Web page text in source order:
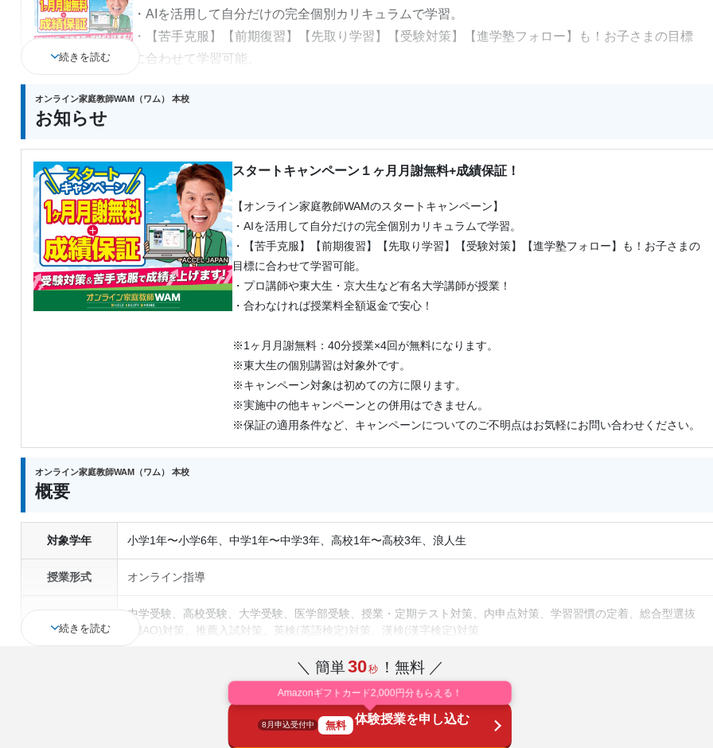
・AIを活用して自分だけの完全個別カリキュラムで学習。
・【苦手克服】【前期復習】【先取り学習】【受験対策】【進学塾フォロー】も！お子さまの目標
に合わせて学習可能。
・合わなければ授業料全額返金で安心！
入塾後1年以内の定期テストで【プラス20点】の成績アップを保証します！
オンライン家庭教師では成績アップの実績多数！
多くの生徒さんが20点以上の点数アップを実現しています。
もし達成できなかった場合は、授業料2ヶ月免除。
※1ヶ月月謝無料：40分授業×4回が無料になります。
※東大生の個別講習は対象外です。
※キャンペーン対象は初めての方に限ります。
※実施中の他キャンペーンとの併用はできません。
続きを読む
オンライン家庭教師WAM（ワム） 本校
お知らせ
スタートキャンペーン１ヶ月月謝無料+成績保証！
【オンライン家庭教師WAMのスタートキャンペーン】
・AIを活用して自分だけの完全個別カリキュラムで学習。
・【苦手克服】【前期復習】【先取り学習】【受験対策】【進学塾フォロー】も！お子さまの
目標に合わせて学習可能。
・プロ講師や東大生・京大生など有名大学講師が授業！
・合わなければ授業料全額返金で安心！
※1ヶ月月謝無料：40分授業×4回が無料になります。
※東大生の個別講習は対象外です。
※キャンペーン対象は初めての方に限ります。
※実施中の他キャンペーンとの併用はできません。
※保証の適用条件など、キャンペーンについてのご不明点はお気軽にお問い合わせください。
オンライン家庭教師WAM（ワム） 本校
概要
対象学年 小学1年〜小学6年、中学1年〜中学3年、高校1年〜高校3年、浪人生
授業形式 オンライン指導
通塾の目的
中学受験、高校受験、大学受験、医学部受験、授業・定期テスト対策、内申点対策、学習習慣の定着、総合型選抜
(旧AO)対策、推薦入試対策、英検(英語検定)対策、漢検(漢字検定)対策
中高一貫校生に対応、成績保証制度あり、授業の振替可能、不登校生に対応、学習にPC・タブレットを利用、オン
ライン対応、1科目から受講可能
国語、現代文、古典（古文・漢文）、算数、数学、理科、物理、化学、生物、地学、社会、倫理、日本史、世界史、
歴史総合、政治経済、地理、英語、情報、小論文
続きを読む
＼ 簡単30秒 ！無料 ／
Amazonギフトカード2,000円分もらえる！
8月申込受付中 無料 体験授業を申し込む